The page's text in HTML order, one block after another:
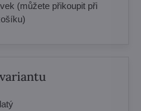
(můžete přikoupit při